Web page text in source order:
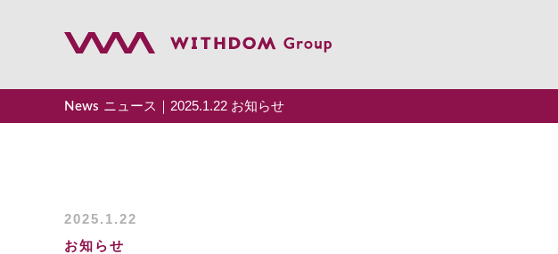
トップページ
News ニュース｜2025.1.22 お知らせ
2025.1.22
お知らせ